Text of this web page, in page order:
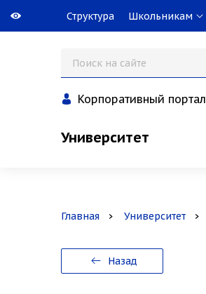
Структура Школьникам
Корпоративный портал
Университет
Главная Университет
Назад